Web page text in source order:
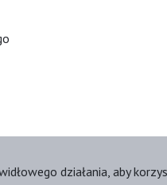
działania, aby